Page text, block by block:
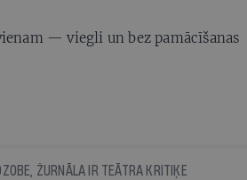
— viegli un bez pamācīšanas
ŽURNĀLA IR TEĀTRA KRITIĶE